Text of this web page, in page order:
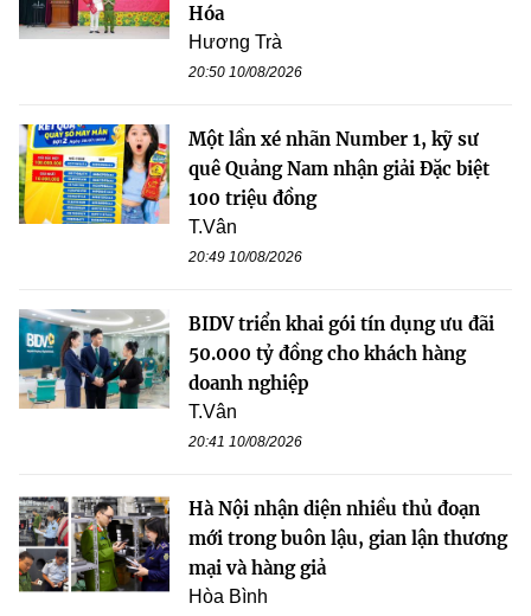
Hóa
Hương Trà
20:50 10/08/2026
Một lần xé nhãn Number 1, kỹ sư
quê Quảng Nam nhận giải Đặc biệt
100 triệu đồng
T.Vân
20:49 10/08/2026
BIDV triển khai gói tín dụng ưu đãi
50.000 tỷ đồng cho khách hàng
doanh nghiệp
T.Vân
20:41 10/08/2026
Hà Nội nhận diện nhiều thủ đoạn
mới trong buôn lậu, gian lận thương
mại và hàng giả
Hòa Bình